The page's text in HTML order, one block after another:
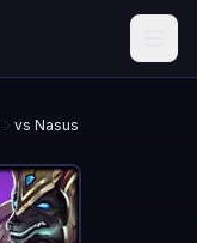
vs Nasus